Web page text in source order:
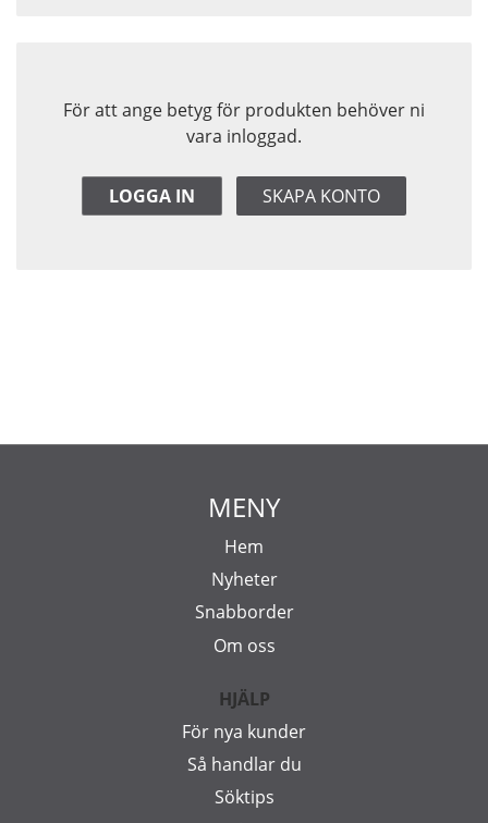
För att ange betyg för produkten behöver ni
vara inloggad.
LOGGA IN SKAPA KONTO
MENY
Hem
Nyheter
Snabborder
Om oss
HJÄLP
För nya kunder
Så handlar du
Söktips